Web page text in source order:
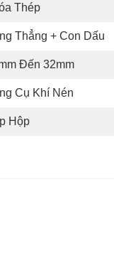
Thép
Thẳng + Con Dấu
Đến 32mm
Cụ Khí Nén
Hộp